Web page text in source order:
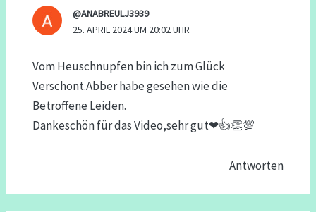
@ANABREULJ3939
25. APRIL 2024 UM 20:02 UHR
Vom Heuschnupfen bin ich zum Glück
Verschont.Abber habe gesehen wie die
Betroffene Leiden.
Dankeschön für das Video,sehr gut❤👍👏💯
Antworten